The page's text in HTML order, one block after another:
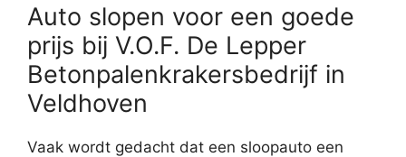
Auto slopen voor een goede
prijs bij V.O.F. De Lepper
Betonpalenkrakersbedrijf in
Veldhoven
Vaak wordt gedacht dat een sloopauto een